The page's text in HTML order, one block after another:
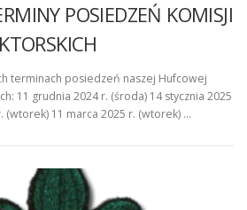
POSIEDZEŃ KOMISJI
terminach posiedzeń naszej Hufcowej
11 grudnia 2024 r. (środa) 14 stycznia 2025
(wtorek) 11 marca 2025 r. (wtorek) …